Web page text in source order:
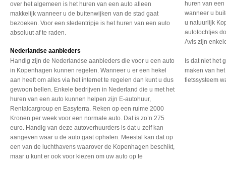
over het algemeen is het huren van een auto alleen
makkelijk wanneer u de buitenwijken van de stad gaat
bezoeken. Voor een stedentripje is het huren van een auto
absoluut af te raden.
Nederlandse aanbieders
Handig zijn de Nederlandse aanbieders die voor u een auto
in Kopenhagen kunnen regelen. Wanneer u er een hekel
aan heeftom alles via het internette regelen dan kunt u dus
gewoon bellen. Enkele bedrijven in Nederland die u met het
huren van een auto kunnen helpen zijn E-autohuur,
Rentalcargroup en Easyterra. Reken op een ruime 2000
Kronen per week voor een normale auto. Dat is zo’n 275
euro. Handig van deze autoverhuurders is datu zelf kan
aangeven waar u de auto gaat ophalen. Meestal kan dat op
een van de luchthavens waarover de Kopenhagen beschikt,
maar u kunt er ook voor kiezen om uw auto op te
huren van
wanneer u
u natuurlijk
autotochtjes
Avis zijn
Is dat niet het
maken van
fietssysteem